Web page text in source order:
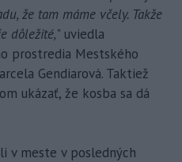
že tam máme včely. Takže
dôležité," uviedla
prostredia Mestského
Gendiarová. Taktiež
ukázať, že kosba sa dá
v meste v posledných